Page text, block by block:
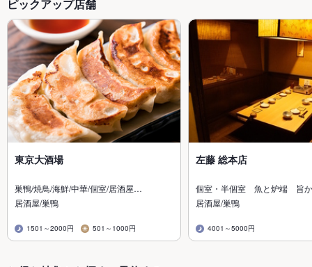
ピックアップ店舗
東京大酒場
巣鴨/焼鳥/海鮮/中華/個室/居酒屋…
居酒屋/巣鴨
1501～2000円 501～1000円
左藤 総本店
個室・半個室 魚と炉端 旨
居酒屋/巣鴨
4001～5000円